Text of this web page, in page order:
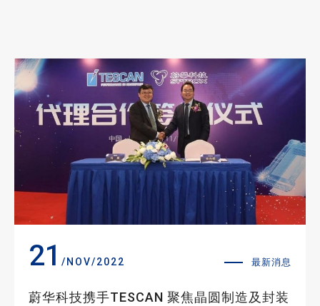
21 /NOV/2022 最新消息
蔚华科技携手TESCAN 聚焦晶圆制造及封装